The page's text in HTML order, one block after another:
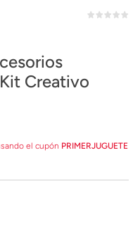
Creativo
el cupón PRIMERJUGUETE